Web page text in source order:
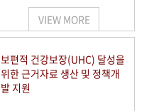
VIEW MORE
보편적 건강보장(UHC) 달성을
위한 근거자료 생산 및 정책개
발 지원